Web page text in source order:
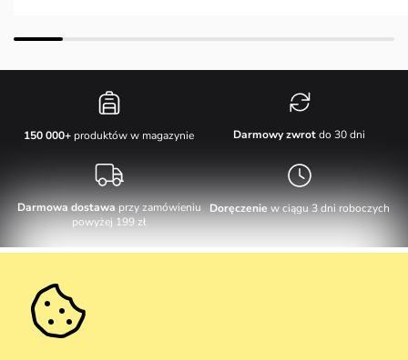
150 000+ produktów w magazynie Darmowy zwrotdo 30 dni
Darmowa dostawaprzy zamówieniu
powyżej 199 zł
Doręczeniew ciągu 3 dni roboczych
W dni robocze Pn-Pt: 8-17h
info@vuch.pl
Informacje o zakupie
Kontakt